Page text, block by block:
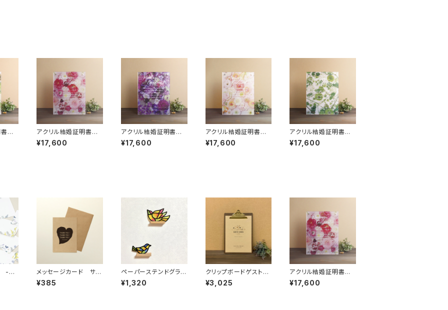
書
アクリル結婚証明書
フラワーマゼンタ
¥17,600
アクリル結婚証明書
フラワーパープル
¥17,600
アクリル結婚証明書
フラワーピンク
¥17,600
アクリル結婚証明書
フラワーグリーン
¥17,600
-ミ
メッセージカード サン
キュー 「C」
¥385
ペーパーステンドグラス
手作りキット（とり）
¥1,320
クリップボードゲストブ
ック【D】クラフト
¥3,025
アクリル結婚証明書
フラワーマゼンタ
¥17,600